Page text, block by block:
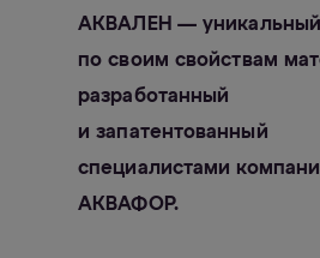
АКВАЛЕН — уникальный
по своим свойствам
разработанный
и запатентованный
специалистами
АКВАФОР.